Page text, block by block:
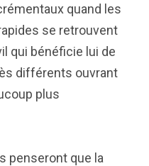
quand les
se retrouvent
qui bénéficie lui de
différents ouvrant
plus
penseront que la